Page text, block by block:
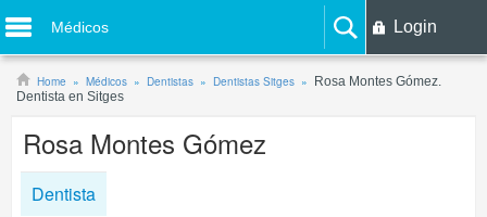
Médicos Login
Home Médicos Dentistas Dentistas Sitges
Rosa Montes Gómez.
Dentista en Sitges
Rosa Montes Gómez
Dentista